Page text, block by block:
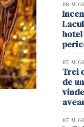
08
hotel
07
Trei
de
07